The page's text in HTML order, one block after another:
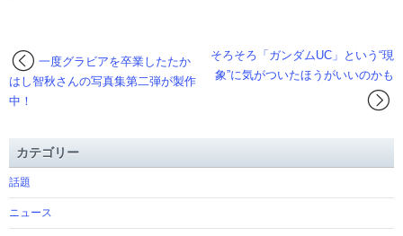
そろそろ「ガンダムUC」という“現
象”に気がついたほうがいいのかも
一度グラビアを卒業したたか
はし智秋さんの写真集第二弾が製作
中！
カテゴリー
話題
ニュース